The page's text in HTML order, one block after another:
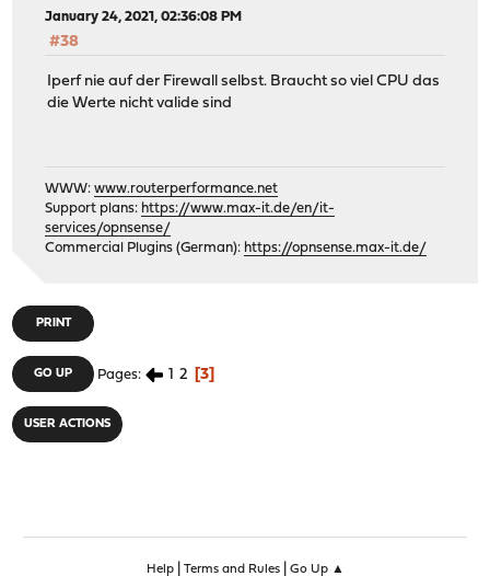
January 24, 2021, 02:36:08 PM
#38
Iperf nie auf der Firewall selbst. Braucht so viel CPU das
die Werte nicht valide sind
WWW:www.routerperformance.net
Support plans: https://www.max-it.de/en/it-
services/opnsense/
Commercial Plugins (German): https://opnsense.max-it.de/
PRINT
GO UP Pages 1 2 3
USER ACTIONS
Help| Terms and Rules| Go Up ▲